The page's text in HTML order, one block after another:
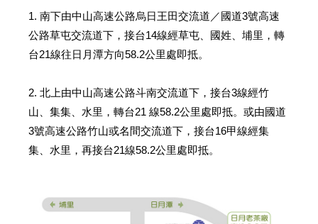
1. 南下由中山高速公路烏日王田交流道／國道3號高速
公路草屯交流道下，接台14線經草屯、國姓、埔里，轉
台21線往日月潭方向58.2公里處即抵。
2. 北上由中山高速公路斗南交流道下，接台3線經竹
山、集集、水里，轉台21 線58.2公里處即抵。或由國道
3號高速公路竹山或名間交流道下，接台16甲線經集
集、水里，再接台21線58.2公里處即抵。